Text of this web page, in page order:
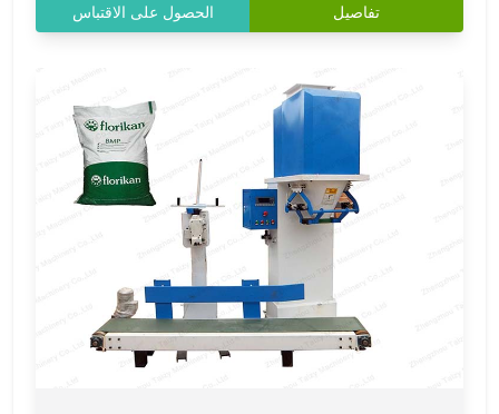
تفاصيل الحصول على الاقتباس